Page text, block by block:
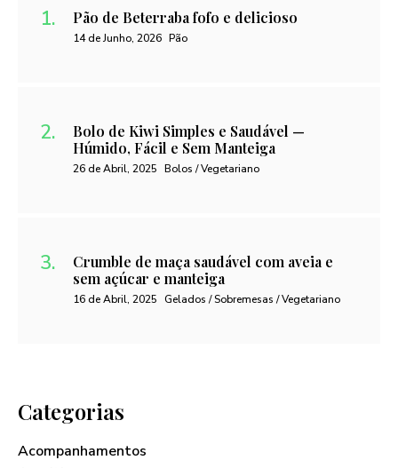
Pão de Beterraba fofo e delicioso
14 de Junho, 2026 Pão
Bolo de Kiwi Simples e Saudável —
Húmido, Fácil e Sem Manteiga
26 de Abril, 2025 Bolos / Vegetariano
Crumble de maça saudável com aveia e
sem açúcar e manteiga
16 de Abril, 2025 Gelados / Sobremesas / Vegetariano
Categorias
Acompanhamentos